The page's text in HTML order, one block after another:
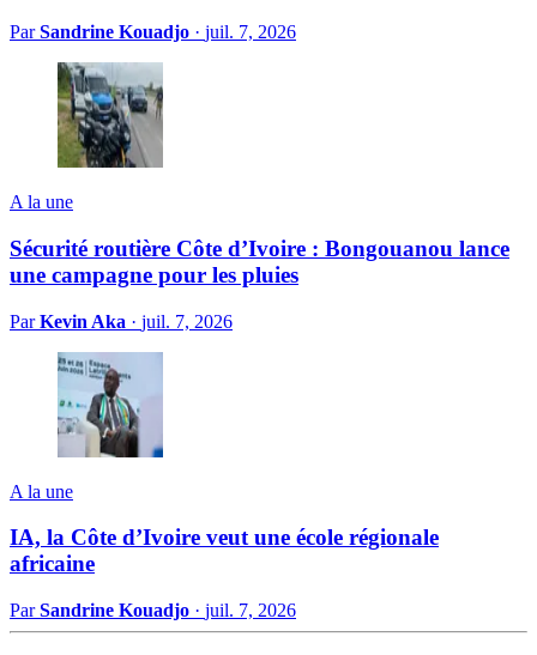
ParSandrine Kouadjo · juil. 7, 2026
A la une
Sécurité routière Côte d’Ivoire : Bongouanou lance
une campagne pour les pluies
ParKevin Aka · juil. 7, 2026
A la une
IA, la Côte d’Ivoire veut une école régionale
africaine
ParSandrine Kouadjo · juil. 7, 2026